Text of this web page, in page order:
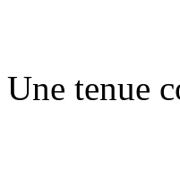
Une tenue